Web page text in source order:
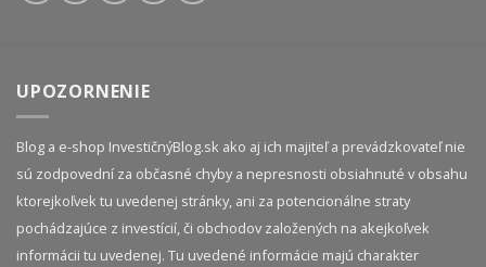
UPOZORNENIE
Blog a e-shop InvestičnýBlog.sk ako aj ich majiteľ a prevádzkovateľ nie
sú zodpovední za občasné chyby a nepresnosti obsiahnuté v obsahu
ktorejkoľvek tu uvedenej stránky, ani za potencionálne straty
pochádzajúce z investícií, či obchodov založených na akejkoľvek
informácii tu uvedenej. Tu uvedené informácie majú charakter